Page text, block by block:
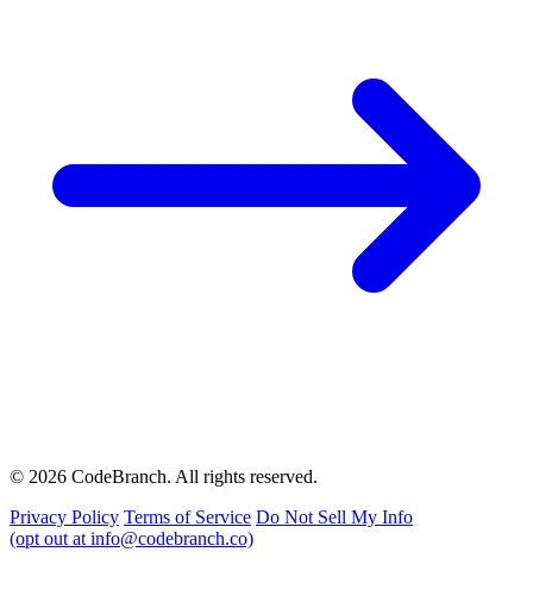
© 2026 CodeBranch. All rights reserved.
Privacy Policy Terms of Service Do Not Sell My Info
(opt out at info@codebranch.co)